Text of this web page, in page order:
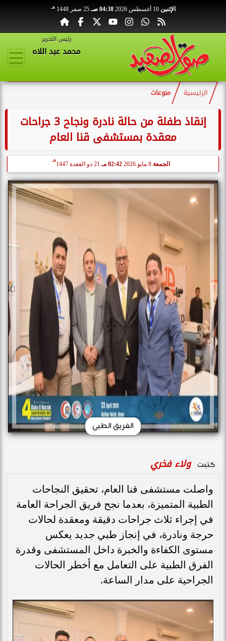
الإثنين 10 أغسطس 2026 04:38 صـ 25 صفر 1448 هـ
رئيس التحرير
محمد عبد اللاه
الرئيسية منوعات
إنقاذ طفلة من حالة نادرة ونجاح 3 جراحات
معقدة بمستشفى قنا العام
الجمعة 02:42 مـ 21 ذو القعدة 1447
هـ
الفريق الطبي
كتبت ولاء فخري
واصلت مستشفى قنا العام، تحقيق النجاحات
الطبية المتميزة، بعدما نجح فريق الجراحة العامة
في إجراء ثلاث جراحات دقيقة ومعقدة لحالات
حرجة ونادرة، في إنجاز طبي جديد يعكس
مستوى الكفاءة والخبرة داخل المستشفى وقدرة
الفرق الطبية على التعامل مع أخطر الحالات
الجراحية على مدار الساعة.